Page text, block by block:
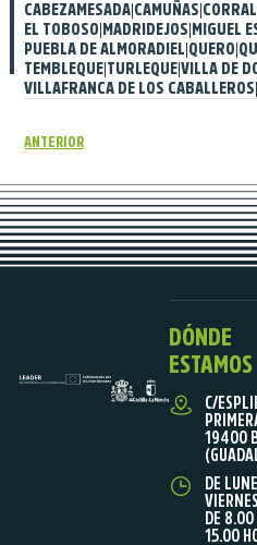
CABEZAMESADA|CAMUÑAS|
EL TOBOSO|MADRIDEJOS|MIGUEL
PUEBLA DE ALMORADIEL|QUERO|
TEMBLEQUE|TURLEQUE|VILLA DE
VILLAFRANCA DE LOS CABALLEROS
ANTERIOR
DÓNDE
ESTAMOS
C/
19400
DE
VIERNES
DE 8.00
15.00